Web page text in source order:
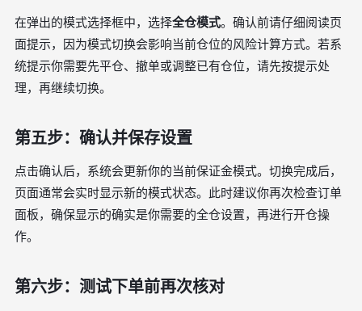
在弹出的模式选择框中，选择全仓模式。确认前请仔细阅读页
面提示，因为模式切换会影响当前仓位的风险计算方式。若系
统提示你需要先平仓、撤单或调整已有仓位，请先按提示处
理，再继续切换。
第五步：确认并保存设置
点击确认后，系统会更新你的当前保证金模式。切换完成后，
页面通常会实时显示新的模式状态。此时建议你再次检查订单
面板，确保显示的确实是你需要的全仓设置，再进行开仓操
作。
第六步：测试下单前再次核对